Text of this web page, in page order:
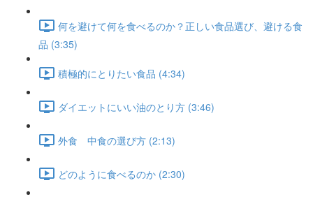
何を避けて何を食べるのか？正しい食品選び、避ける食
品 (3:35)
積極的にとりたい食品 (4:34)
ダイエットにいい油のとり方 (3:46)
外食 中食の選び方 (2:13)
どのように食べるのか (2:30)